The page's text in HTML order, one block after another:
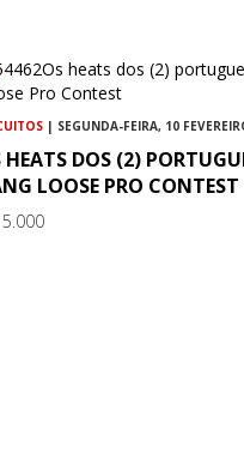
| SEGUNDA-FEIRA, 10
HEATS DOS (2)
LOOSE PRO CONTEST